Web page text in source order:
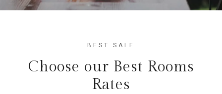
BEST SALE
Choose our Best Rooms
Rates